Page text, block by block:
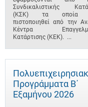
Συνδικαλιστικής
(ΚΣΚ) τα οποία
πιστοποιηθεί από την
Κέντρα
Κατάρτισης (ΚΕΚ). ...
Προγράμματα B΄
Εξαμήνου 2026